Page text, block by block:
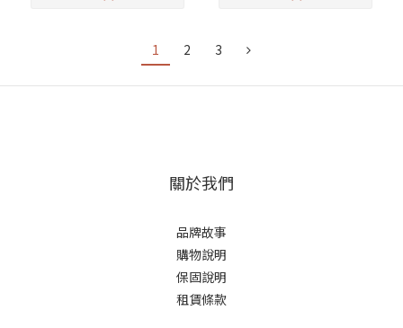
1 2 3
關於我們
品牌故事
購物說明
保固說明
租賃條款